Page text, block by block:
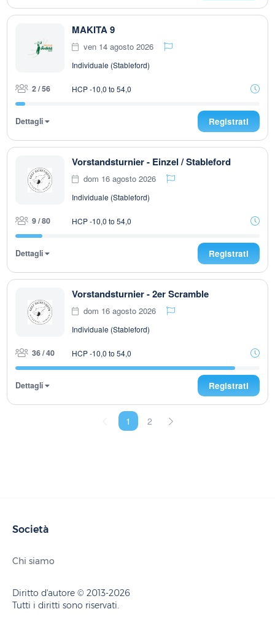
MAKITA 9
ven 14 agosto 2026
Individuale (Stableford)
2 / 56 HCP -10,0 to 54,0
Dettagli Registrati
Vorstandsturnier - Einzel / Stableford
dom 16 agosto 2026
Individuale (Stableford)
9 / 80 HCP -10,0 to 54,0
Dettagli Registrati
Vorstandsturnier - 2er Scramble
dom 16 agosto 2026
Individuale (Stableford)
36 / 40 HCP -10,0 to 54,0
Dettagli Registrati
1 2
Società
Chi siamo
Diritto d'autore © 2013-2026
Tutti i diritti sono riservati.